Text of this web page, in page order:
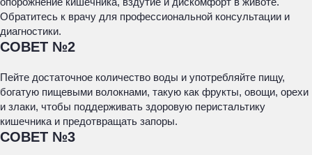
Обратитесь к врачу для профессиональной консультации и
диагностики.
СОВЕТ №2
Пейте достаточное количество воды и употребляйте пищу,
богатую пищевыми волокнами, такую как фрукты, овощи, орехи
и злаки, чтобы поддерживать здоровую перистальтику
кишечника и предотвращать запоры.
СОВЕТ №3